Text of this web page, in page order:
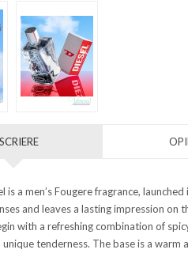
is a men’s Fougere fragrance,
and leaves a lasting impression on
with a refreshing combination of
tenderness. The base is a